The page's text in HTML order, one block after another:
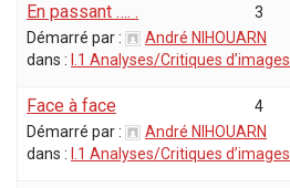
En passant …. .
Démarré par :
André NIHOUARN
dans :
I.1 Analyses/Critiques d’images
3
Face à face
Démarré par :
André NIHOUARN
dans :
I.1 Analyses/Critiques d’images
4